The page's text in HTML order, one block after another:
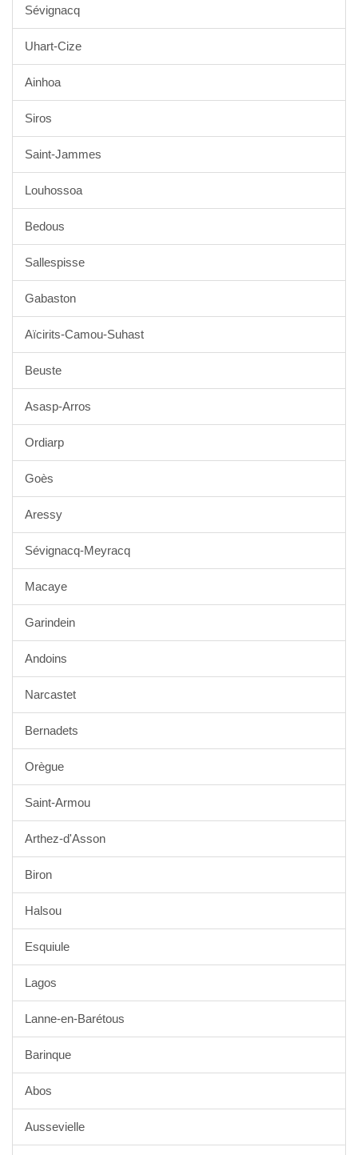
Sévignacq
Uhart-Cize
Ainhoa
Siros
Saint-Jammes
Louhossoa
Bedous
Sallespisse
Gabaston
Aïcirits-Camou-Suhast
Beuste
Asasp-Arros
Ordiarp
Goès
Aressy
Sévignacq-Meyracq
Macaye
Garindein
Andoins
Narcastet
Bernadets
Orègue
Saint-Armou
Arthez-d'Asson
Biron
Halsou
Esquiule
Lagos
Lanne-en-Barétous
Barinque
Abos
Aussevielle